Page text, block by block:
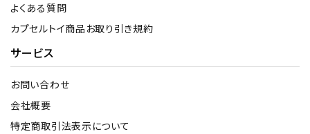
よくある質問
カプセルトイ商品お取り引き規約
サービス
お問い合わせ
会社概要
特定商取引法表示について